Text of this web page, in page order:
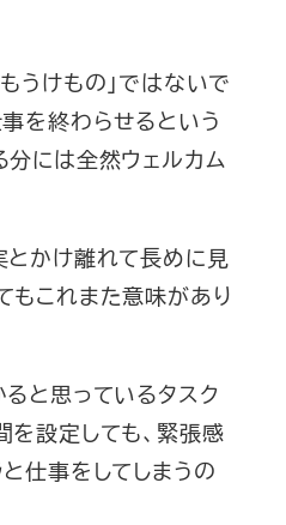
うけもの」ではないで
を終わらせるという
分には全然ウェルカム
とかけ離れて長めに見
もこれまた意味があり
と思っているタスク
を設定しても、緊張感
仕事をしてしまうの